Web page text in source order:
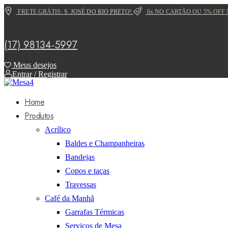
FRETE GRÁTIS: S. JOSÉ DO RIO PRETO! 6x NO CARTÃO OU 5% OFF
(17) 98134-5997
Meus desejos
Entrar / Registrar
Home
Produtos
Acrílico
Baldes e Champanheiras
Bandejas
Copos e taças
Travessas
Café da Manhã
Garrafas Térmicas
Serviços de Mesa